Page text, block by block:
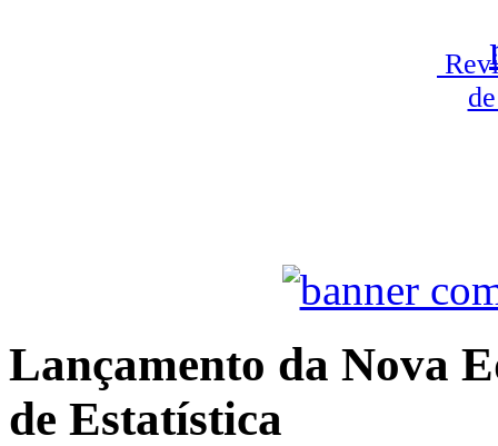
Lançamento da Nova
de Estatística